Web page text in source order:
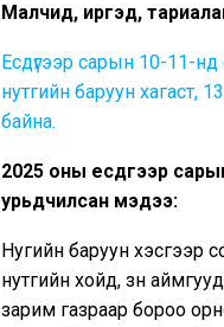
Малчид, иргэд,
Есдүгээр сарын 10-11-
нутгийн баруун хагаст,
байна.
2025 оны есдүгээр
урьдчилсан мэдээ:
Нугийн баруун хэсгээр
нутгийн хойд, зүүн
зарим газраар бороо